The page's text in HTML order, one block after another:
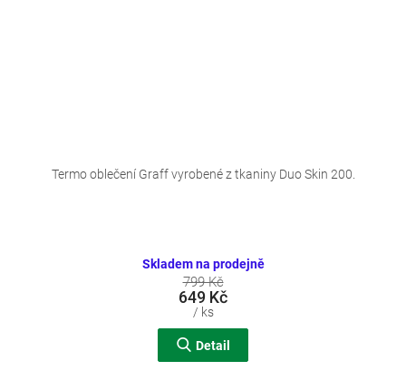
Skladem na prodejně
799 Kč
649 Kč
/ ks
Detail
Termo oblečení Graff vyrobené z tkaniny Duo Skin 200.